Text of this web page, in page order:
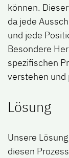
können.
da jede
und jede
Besondere
spezifischen
verstehen und
Lösung
Unsere
diesen